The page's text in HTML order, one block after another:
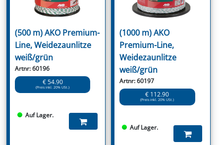
(500 m) AKO Premium-
Line, Weidezaunlitze
weiß/grün
Artnr: 60196
€ 54.90
(Preis inkl. 20% USt.)
Auf Lager.
(1000 m) AKO
Premium-Line,
Weidezaunlitze
weiß/grün
Artnr: 60197
€ 112.90
(Preis inkl. 20% USt.)
Auf Lager.